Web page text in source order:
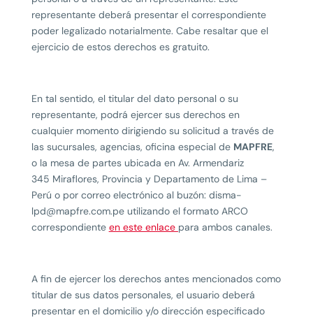
representante deberá presentar el correspondiente
poder legalizado notarialmente. Cabe resaltar que el
ejercicio de estos derechos es gratuito.
En tal sentido, el titular del dato personal o su
representante, podrá ejercer sus derechos en
cualquier momento dirigiendo su solicitud a través de
las sucursales, agencias, oficina especial de MAPFRE,
o la mesa de partes ubicada en Av. Armendariz
345 Miraflores, Provincia y Departamento de Lima –
Perú o por correo electrónico al buzón: disma-
lpd@mapfre.com.pe utilizando el formato ARCO
correspondiente en este enlace para ambos canales.
A fin de ejercer los derechos antes mencionados como
titular de sus datos personales, el usuario deberá
presentar en el domicilio y/o dirección especificado